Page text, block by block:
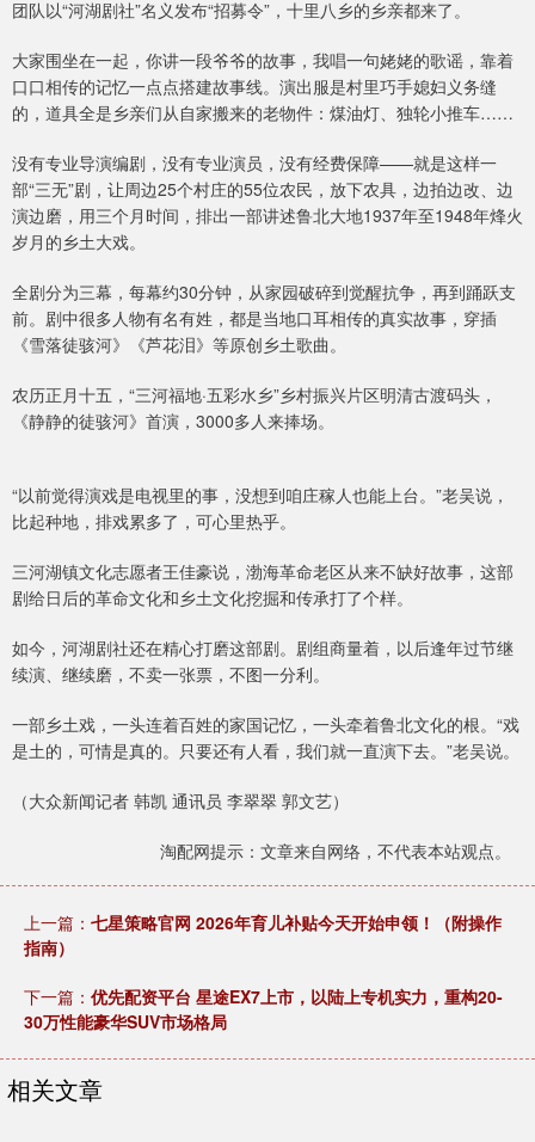
团队以“河湖剧社”名义发布“招募令”，十里八乡的乡亲都来了。
大家围坐在一起，你讲一段爷爷的故事，我唱一句姥姥的歌谣，靠着
口口相传的记忆一点点搭建故事线。演出服是村里巧手媳妇义务缝
的，道具全是乡亲们从自家搬来的老物件：煤油灯、独轮小推车……
没有专业导演编剧，没有专业演员，没有经费保障——就是这样一
部“三无”剧，让周边25个村庄的55位农民，放下农具，边拍边改、边
演边磨，用三个月时间，排出一部讲述鲁北大地1937年至1948年烽火
岁月的乡土大戏。
全剧分为三幕，每幕约30分钟，从家园破碎到觉醒抗争，再到踊跃支
前。剧中很多人物有名有姓，都是当地口耳相传的真实故事，穿插
《雪落徒骇河》《芦花泪》等原创乡土歌曲。
农历正月十五，“三河福地·五彩水乡”乡村振兴片区明清古渡码头，
《静静的徒骇河》首演，3000多人来捧场。
“以前觉得演戏是电视里的事，没想到咱庄稼人也能上台。”老吴说，
比起种地，排戏累多了，可心里热乎。
三河湖镇文化志愿者王佳豪说，渤海革命老区从来不缺好故事，这部
剧给日后的革命文化和乡土文化挖掘和传承打了个样。
如今，河湖剧社还在精心打磨这部剧。剧组商量着，以后逢年过节继
续演、继续磨，不卖一张票，不图一分利。
一部乡土戏，一头连着百姓的家国记忆，一头牵着鲁北文化的根。“戏
是土的，可情是真的。只要还有人看，我们就一直演下去。”老吴说。
（大众新闻记者 韩凯 通讯员 李翠翠 郭文艺）
淘配网提示：文章来自网络，不代表本站观点。
上一篇： 七星策略官网 2026年育儿补贴今天开始申领！（附操作
指南）
下一篇： 优先配资平台 星途EX7上市，以陆上专机实力，重构20-
30万性能豪华SUV市场格局
相关文章